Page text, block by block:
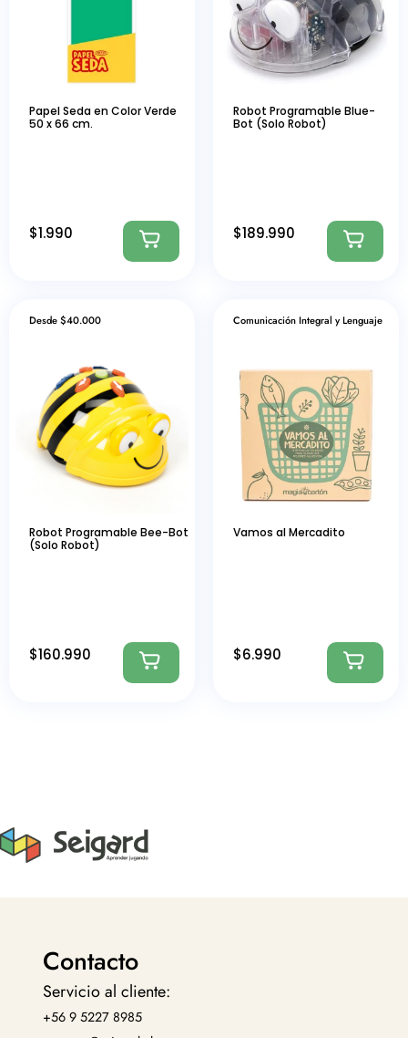
Papel Seda en Color Verde
50 x 66 cm.
$1.990
Robot Programable Blue-
Bot (Solo Robot)
$189.990
Desde $40.000
Robot Programable Bee-Bot
(Solo Robot)
$160.990
Comunicación Integral y Lenguaje
Vamos al Mercadito
$6.990
Contacto
Servicio al cliente:
+56 9 5227 8985